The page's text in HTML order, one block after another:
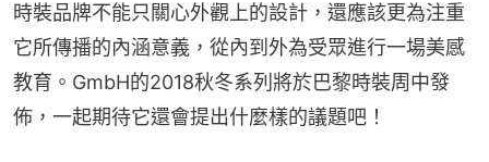
時裝品牌不能只關心外觀上的設計，還應該更為注重
它所傳播的內涵意義，從內到外為受眾進行一場美感
教育。GmbH的2018秋冬系列將於巴黎時裝周中發
佈，一起期待它還會提出什麼樣的議題吧！